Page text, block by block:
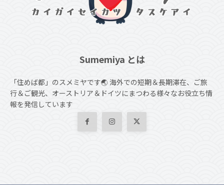
Sumemiya とは
「住めば都」のスメミヤです🌏 海外での短期＆長期滞在、ご旅
行＆ご観光、オーストリア＆ドイツにまつわる様々なお役立ち情
報を発信しています